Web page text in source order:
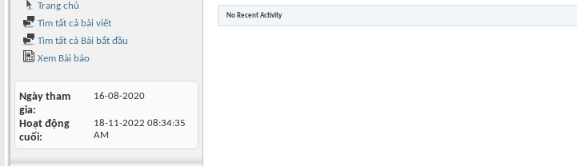
Trang chủ
Tìm tất cả bài viết
Tìm tất cả Bài bắt đầu
Xem Bài báo
Ngày tham
gia
16-08-2020
Hoạt động
cuối
18-11-2022 08:34:35
AM
No Recent Activity